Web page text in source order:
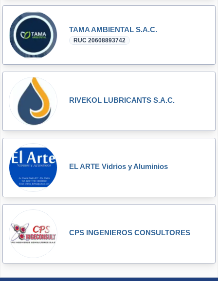
TAMA AMBIENTAL S.A.C.
RUC 20608893742
RIVEKOL LUBRICANTS S.A.C.
EL ARTE Vidrios y Aluminios
CPS INGENIEROS CONSULTORES